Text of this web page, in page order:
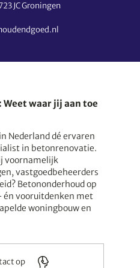
JC Groningen
Oost
AA Eindhoven
West
Bleiswijk
waar jij aan toe
Nederland dé ervaren
in betonrenovatie.
voornamelijk
vastgoedbeheerders
Betononderhoud op
én vooruitdenken met
woningbouw en
op